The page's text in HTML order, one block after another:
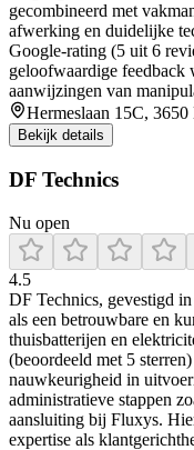
gecombineerd met
afwerking en duidelijke
Google‑rating (5 uit 6
geloofwaardige feedback
aanwijzingen van
Hermeslaan 15C,
Bekijk details
DF Technics
Nu open
4.5
DF Technics, gevestigd
als een betrouwbare en
thuisbatterijen en
(beoordeeld met 5
nauwkeurigheid in
administratieve stappen
aansluiting bij Fluxys.
expertise als